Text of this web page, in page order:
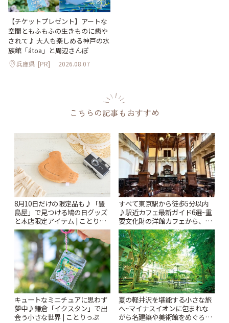
【チケットプレゼント】アートな
空間ともふもふの生きものに癒や
されて♪ 大人も楽しめる神戸の水
族館「átoa」と周辺さんぽ
兵庫県 [PR] 2026.08.07
こちらの記事もおすすめ
8月10日だけの限定品も♪「豊
島屋」で見つける鳩の日グッズ
と本店限定アイテム | ことりっ
ぷ
すべて東京駅から徒歩5分以内
♪駅近カフェ最新ガイド6選~重
要文化財の洋館カフェから、改
札すぐのレトロ喫茶まで~ | こと
りっぷ
キュートなミニチュアに思わず
夢中♪鎌倉「イクスタン」で出
会う小さな世界 | ことりっぷ
夏の軽井沢を堪能する小さな旅
へ~マイナスイオンに包まれな
がら名建築や美術館をめぐろう